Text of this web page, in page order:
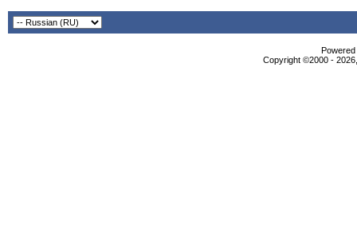
Copyright ©2000 -